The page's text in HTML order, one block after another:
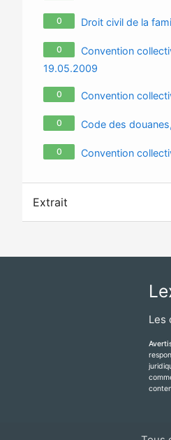
0 Droit civil de la
0
Convention
19.05.2009
0 Convention
0 Code des
0 Convention
Extrait
Les